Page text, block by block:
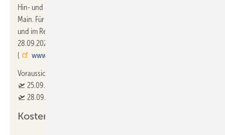
Hin- und Rückflug mit Lufthansa vom Flughafen Frankfurt am
Main. Für die Anreise per Bahn ist ein Rail-&-Fly-Ticket erhältlich
und im Reisepreis inbegriffen. Reisezeitraum: 25.09. bis
28.09.2024. Für die 3 Übernachtungen ist das Hotel Doriguzzi***
(
www.hoteldoriguzzi.it
Voraussichtliche Flugzeiten (Änderungen vorbehalten):
🛫 25.09.2024 LH 328 / Frankfurt – Venedig 16:30 – 17:50 Uhr
🛫 28.09.2024 LH 327 / Venedig – Frankfurt 14:40 – 16:05 Uhr
Kosten